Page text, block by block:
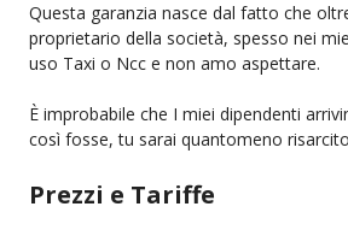
Questa garanzia nasce dal fatto che
proprietario della società, spesso nei
uso Taxi o Ncc e non amo aspettare.
È improbabile che I miei dipendenti
così fosse, tu sarai quantomeno
Prezzi e Tariffe